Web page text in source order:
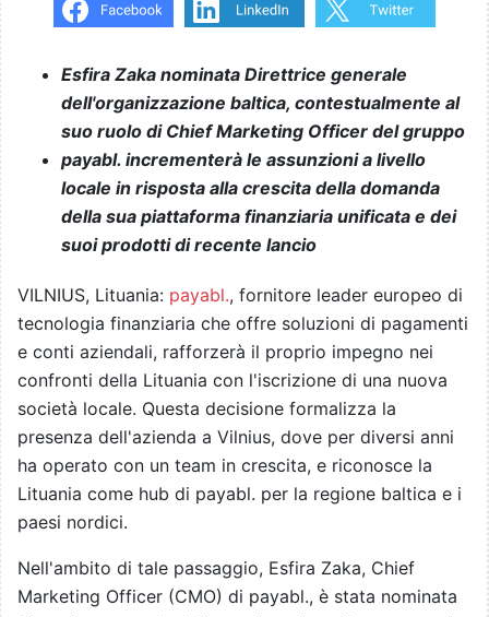
Esfira Zaka nominata Direttrice generale
dell'organizzazione baltica, contestualmente al
suo ruolo di Chief Marketing Officer del gruppo
payabl. incrementerà le assunzioni a livello
locale in risposta alla crescita della domanda
della sua piattaforma finanziaria unificata e dei
suoi prodotti di recente lancio
VILNIUS, Lituania: payabl., fornitore leader europeo di
tecnologia finanziaria che offre soluzioni di pagamenti
e conti aziendali, rafforzerà il proprio impegno nei
confronti della Lituania con l'iscrizione di una nuova
società locale. Questa decisione formalizza la
presenza dell'azienda a Vilnius, dove per diversi anni
ha operato con un team in crescita, e riconosce la
Lituania come hub di payabl. per la regione baltica e i
paesi nordici.
Nell'ambito di tale passaggio, Esfira Zaka, Chief
Marketing Officer (CMO) di payabl., è stata nominata